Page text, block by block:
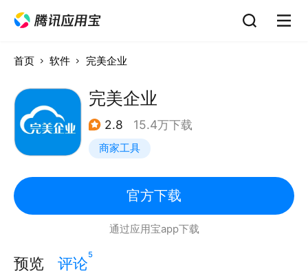
首页 软件 完美企业
完美企业
2.8 15.4万下载
商家工具
官方下载
通过应用宝app下载
预览 评论5